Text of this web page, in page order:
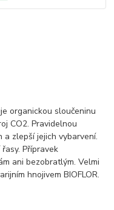
organickou sloučeninu
CO2. Pravidelnou
zlepší jejich vybarvení.
Přípravek
ani bezobratlým. Velmi
hnojivem BIOFLOR.